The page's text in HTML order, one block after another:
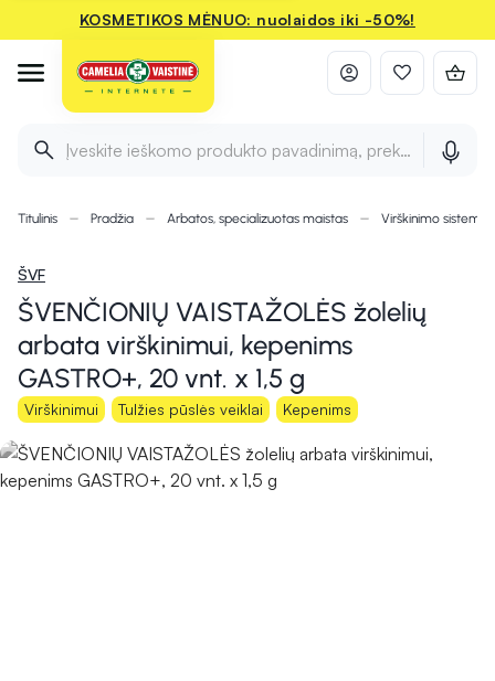
KOSMETIKOS MĖNUO: nuolaidos iki -50%!
Įveskite ieškomo produkto pavadinimą, prekės ženklą ir
Titulinis Pradžia Arbatos, specializuotas maistas Virškinimo sistemai
ŠVF
ŠVENČIONIŲ VAISTAŽOLĖS žolelių
arbata virškinimui, kepenims
GASTRO+, 20 vnt. x 1,5 g
Virškinimui Tulžies pūslės veiklai Kepenims